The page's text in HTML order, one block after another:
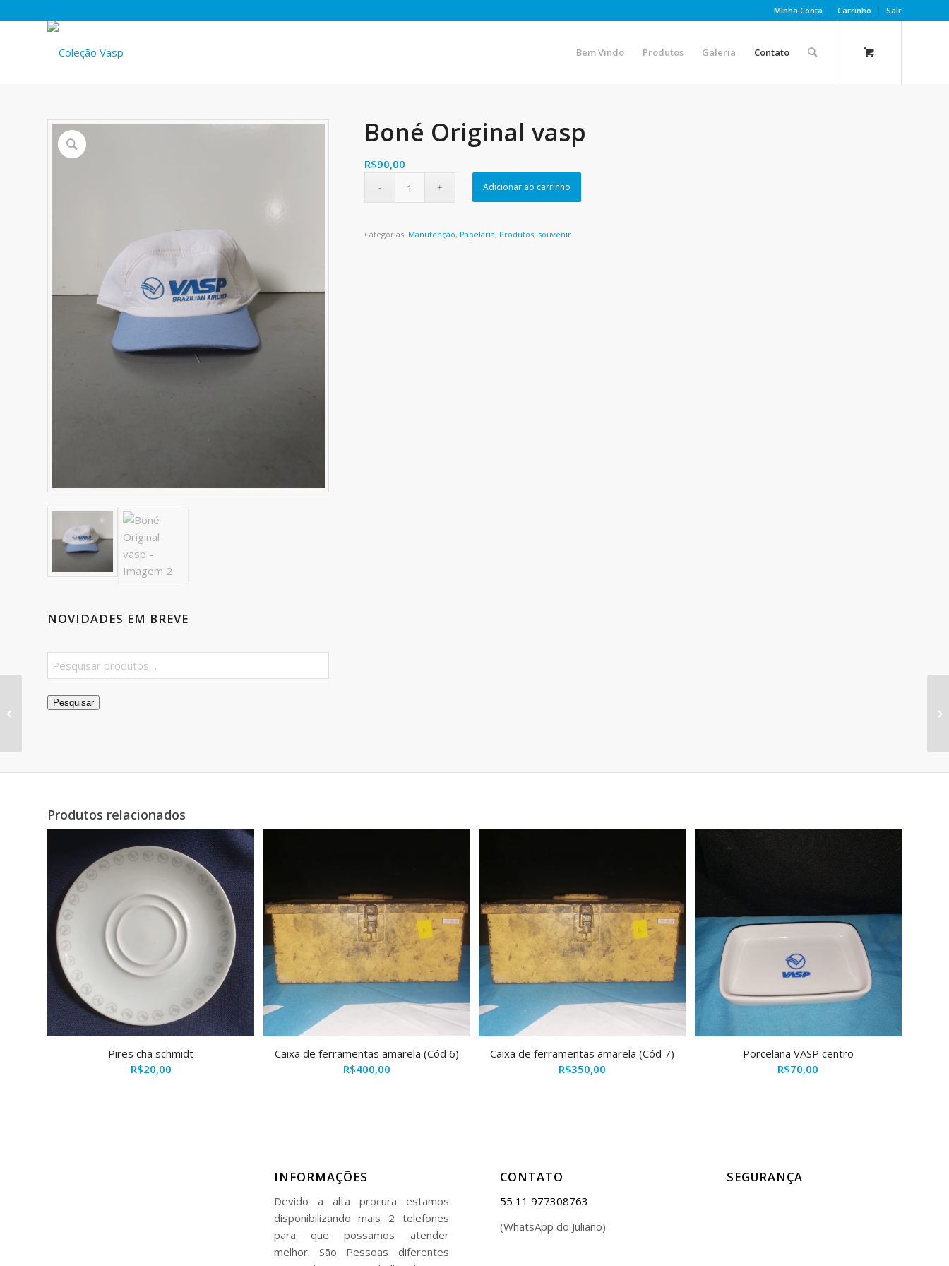
Minha Conta Carrinho Sair
Bem Vindo Produtos Galeria Contato
NOVIDADES EM BREVE
Pesquisar
Boné Original vasp
R$90,00
Adicionar ao carrinho
Categorias: Manutenção, Papelaria, Produtos, souvenir
Produtos relacionados
Pires cha schmidt
R$20,00
Caixa de ferramentas amarela (Cód 6)
R$400,00
Caixa de ferramentas amarela (Cód 7)
R$350,00
Porcelana VASP centro
R$70,00
INFORMAÇÕES
Devido a alta procura estamos
disponibilizando mais 2 telefones
para que possamos atender
melhor. São Pessoas diferentes
CONTATO
55 11 977308763
(WhatsApp do Juliano)
SEGURANÇA
chinelo azul